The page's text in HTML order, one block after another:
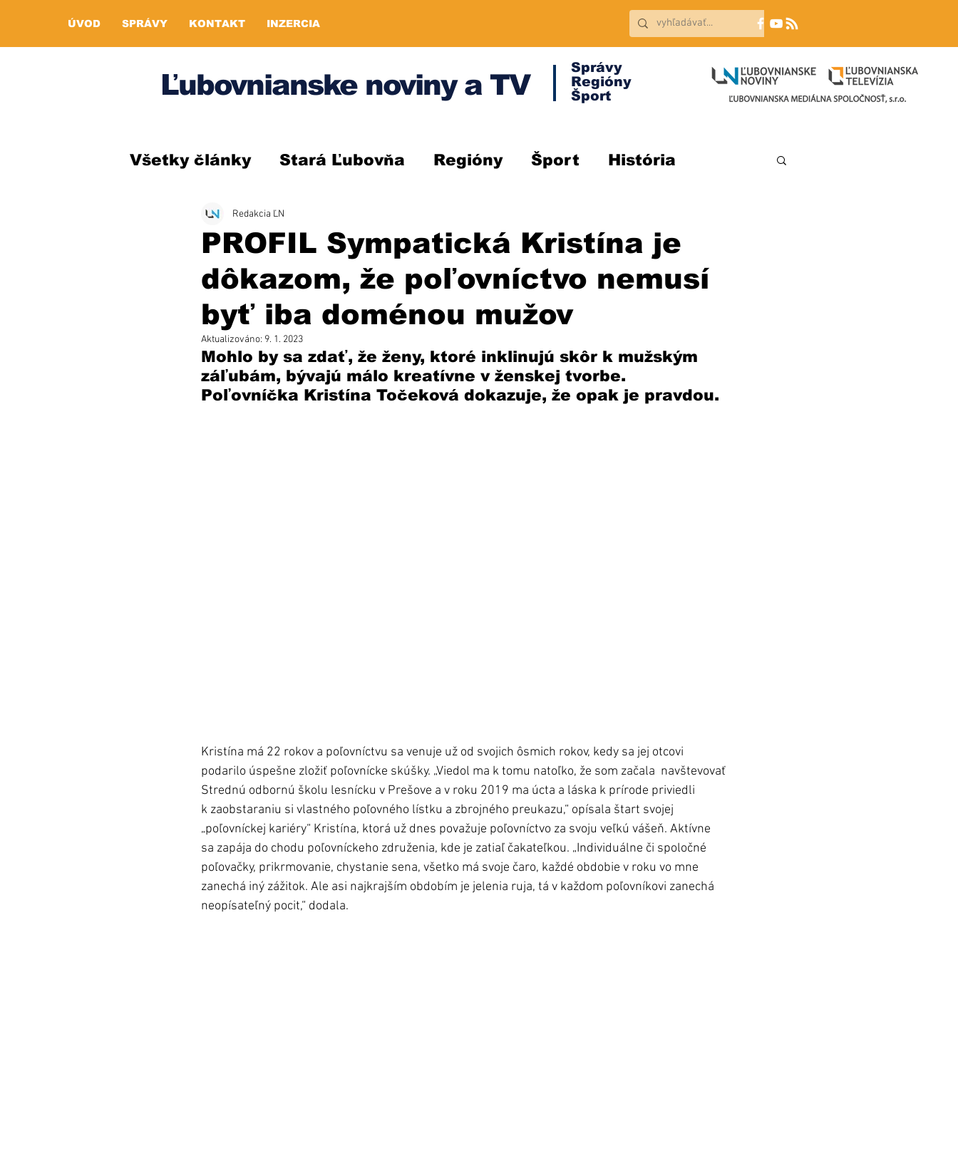
ÚVOD SPRÁVY KONTAKT INZERCIA
Ľubovnianske noviny a TV
Správy
Regióny
Šport
Všetky články Stará Ľubovňa Regióny Šport História
PROFIL Sympatická Kristína je
dôkazom, že poľovníctvo nemusí
byť iba doménou mužov
Redakcia ĽN
Aktualizováno: 9. 1. 2023
Mohlo by sa zdať, že ženy, ktoré inklinujú skôr k mužským
záľubám, bývajú málo kreatívne v ženskej tvorbe.
Poľovníčka Kristína Točeková dokazuje, že opak je pravdou.
Kristína má 22 rokov a poľovníctvu sa venuje už od svojich ôsmich rokov, kedy sa jej otcovi
podarilo úspešne zložiť poľovnícke skúšky. „Viedol ma k tomu natoľko, že som začala  navštevovať
Strednú odbornú školu lesnícku v Prešove a v roku 2019 ma úcta a láska k prírode priviedli
k zaobstaraniu si vlastného poľovného lístku a zbrojného preukazu,“ opísala štart svojej
„poľovníckej kariéry“ Kristína, ktorá už dnes považuje poľovníctvo za svoju veľkú vášeň. Aktívne
sa zapája do chodu poľovníckeho združenia, kde je zatiaľ čakateľkou. „Individuálne či spoločné
poľovačky, prikrmovanie, chystanie sena, všetko má svoje čaro, každé obdobie v roku vo mne
zanechá iný zážitok. Ale asi najkrajším obdobím je jelenia ruja, tá v každom poľovníkovi zanechá
neopísateľný pocit,“ dodala.